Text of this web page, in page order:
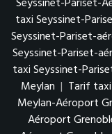
Seyssinet-Pariset-
taxi Seyssinet-
Seyssinet-Pariset-
Seyssinet-Pariset-
taxi Seyssinet-
Meylan | Tarif
Meylan-Aéroport
Aéroport